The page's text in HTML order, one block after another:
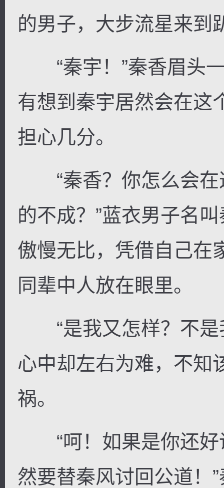
的男子，大步流星来到
“秦宇！”秦香眉头一
有想到秦宇居然会在这
担心几分。
“秦香？你怎么会在
的不成？”蓝衣男子名
傲慢无比，凭借自己在
同辈中人放在眼里。
“是我又怎样？不是
心中却左右为难，不知
祸。
“呵！如果是你还好
然要替秦风讨回公道！